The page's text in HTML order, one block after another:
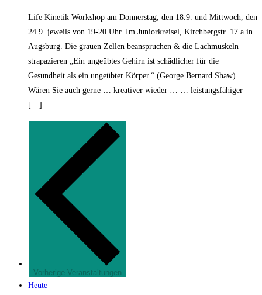
Life Kinetik Workshop am Donnerstag, den 18.9. und Mittwoch, den
24.9. jeweils von 19-20 Uhr. Im Juniorkreisel, Kirchbergstr. 17 a in
Augsburg. Die grauen Zellen beanspruchen & die Lachmuskeln
strapazieren „Ein ungeübtes Gehirn ist schädlicher für die
Gesundheit als ein ungeübter Körper.“ (George Bernard Shaw)
Wären Sie auch gerne … kreativer wieder … … leistungsfähiger
[…]
Vorherige Veranstaltungen
Heute